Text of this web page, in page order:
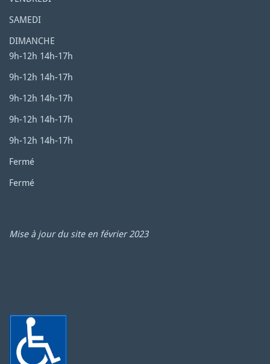
SAMEDI
DIMANCHE
9h-12h 14h-17h
9h-12h 14h-17h
9h-12h 14h-17h
9h-12h 14h-17h
9h-12h 14h-17h
Fermé
Fermé
Mise à jour du site en février 2023